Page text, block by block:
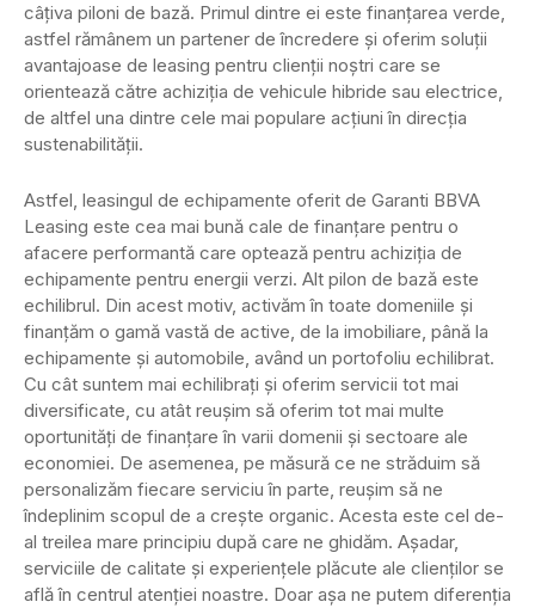
câțiva piloni de bază. Primul dintre ei este finanțarea verde,
astfel rămânem un partener de încredere și oferim soluții
avantajoase de leasing pentru clienții noștri care se
orientează către achiziția de vehicule hibride sau electrice,
de altfel una dintre cele mai populare acțiuni în direcția
sustenabilității.
Astfel, leasingul de echipamente oferit de Garanti BBVA
Leasing este cea mai bună cale de finanțare pentru o
afacere performantă care optează pentru achiziția de
echipamente pentru energii verzi. Alt pilon de bază este
echilibrul. Din acest motiv, activăm în toate domeniile și
finanțăm o gamă vastă de active, de la imobiliare, până la
echipamente și automobile, avȃnd un portofoliu echilibrat.
Cu cât suntem mai echilibrați și oferim servicii tot mai
diversificate, cu atât reușim să oferim tot mai multe
oportunități de finanțare în varii domenii și sectoare ale
economiei. De asemenea, pe măsură ce ne străduim să
personalizăm fiecare serviciu în parte, reușim să ne
îndeplinim scopul de a crește organic. Acesta este cel de-
al treilea mare principiu după care ne ghidăm. Așadar,
serviciile de calitate și experiențele plăcute ale clienților se
află în centrul atenției noastre. Doar așa ne putem diferenția